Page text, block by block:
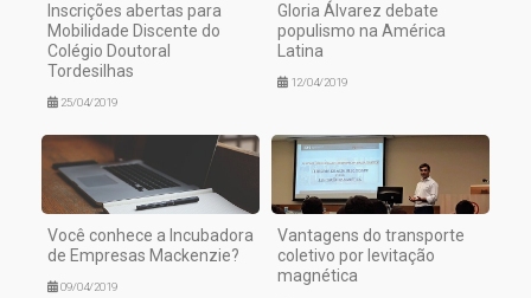
Inscrições abertas para
Mobilidade Discente do
Colégio Doutoral
Tordesilhas
25/04/2019
Gloria Álvarez debate
populismo na América
Latina
12/04/2019
Você conhece a Incubadora
de Empresas Mackenzie?
09/04/2019
Vantagens do transporte
coletivo por levitação
magnética